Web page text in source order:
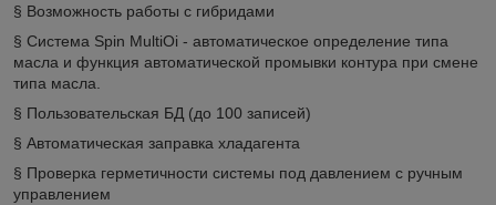
§ Возможность работы с гибридами
§ Система Spin MultiOi - автоматическое определение типа
масла и функция автоматической промывки контура при смене
типа масла.
§ Пользовательская БД (до 100 записей)
§ Автоматическая заправка хладагента
§ Проверка герметичности системы под давлением с ручным
управлением